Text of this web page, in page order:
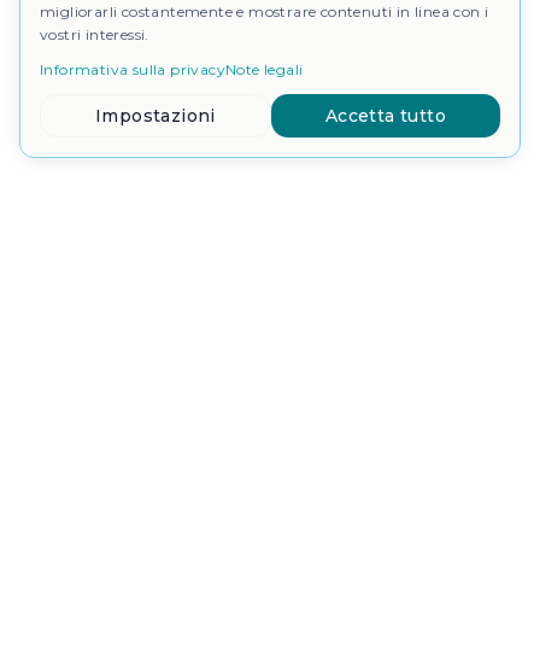
migliorarli costantemente e mostrare contenuti in linea con i
vostri interessi.
Informativa sulla privacyNote legali
Impostazioni Accetta tutto